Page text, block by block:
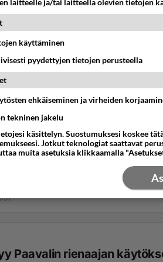
ei koskaan puhu Jeesuksen
ainoassa on ihmisten
Taivaan perilliseksi....
Paavalin rienaajan
laitteelle ja/tai laitteella olevien tietojen
käyttäminen
pyydettyjen tietojen perusteella
ehkäiseminen ja virheiden
tekninen jakelu
käsittelyn. Suostumuksesi koskee
Jotkut teknologiat saattavat
muita asetuksia klikkaamalla